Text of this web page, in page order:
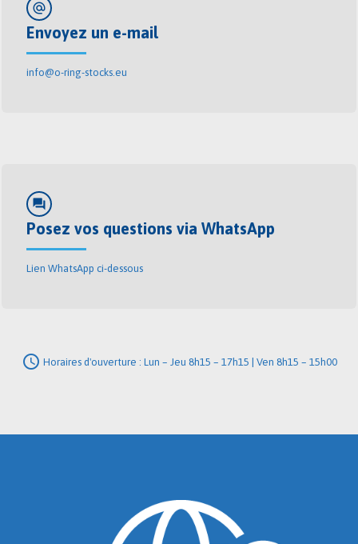
alternate_email
Envoyez un e-mail
info@o-ring-stocks.eu
forum
Posez vos questions via WhatsApp
Lien WhatsApp ci-dessous
schedule Horaires d'ouverture : Lun – Jeu 8h15 – 17h15 | Ven 8h15 – 15h00